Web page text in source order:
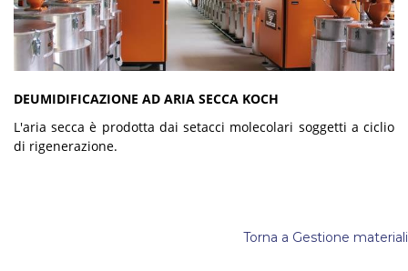
DEUMIDIFICAZIONE AD ARIA SECCA KOCH
L'aria secca è prodotta dai setacci molecolari soggetti a ciclio
di rigenerazione.
Torna a Gestione materiali